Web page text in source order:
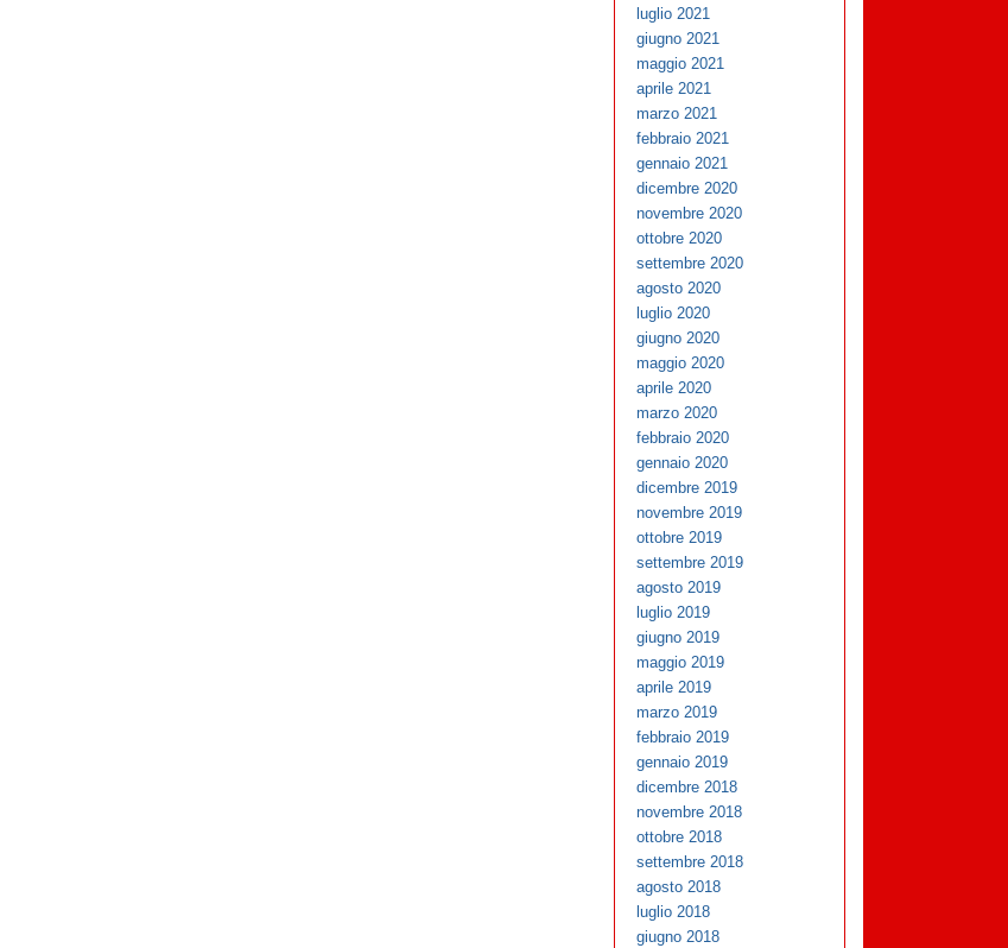
luglio 2021
giugno 2021
maggio 2021
aprile 2021
marzo 2021
febbraio 2021
gennaio 2021
dicembre 2020
novembre 2020
ottobre 2020
settembre 2020
agosto 2020
luglio 2020
giugno 2020
maggio 2020
aprile 2020
marzo 2020
febbraio 2020
gennaio 2020
dicembre 2019
novembre 2019
ottobre 2019
settembre 2019
agosto 2019
luglio 2019
giugno 2019
maggio 2019
aprile 2019
marzo 2019
febbraio 2019
gennaio 2019
dicembre 2018
novembre 2018
ottobre 2018
settembre 2018
agosto 2018
luglio 2018
giugno 2018